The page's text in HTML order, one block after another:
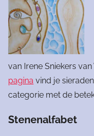
van Irene Sniekers
pagina vind je
categorie met de
Stenenalfabet